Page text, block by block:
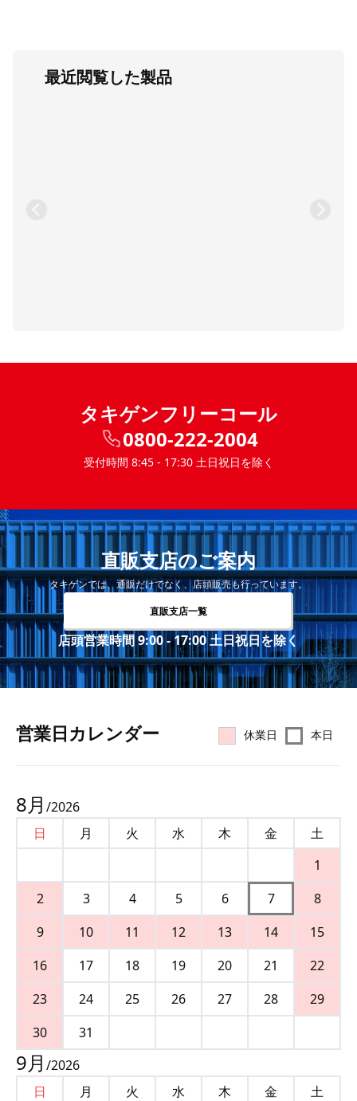
最近閲覧した製品
タキゲンフリーコール
0800-222-2004
受付時間 8:45 - 17:30 土日祝日を除く
直販支店のご案内
タキゲンでは、通販だけでなく、店頭販売も行っています。
直販支店一覧
店頭営業時間 9:00 - 17:00 土日祝日を除く
営業⽇カレンダー 休業日 本日
8月 /2026
日
月 火 水 木 金
土
1
2
3 4 5 6 7
8
9
10 11 12 13 14
15
16
17 18 19 20 21
22
23
24 25 26 27 28
29
30
31
9月 /2026
日
月 火 水 木 金
土